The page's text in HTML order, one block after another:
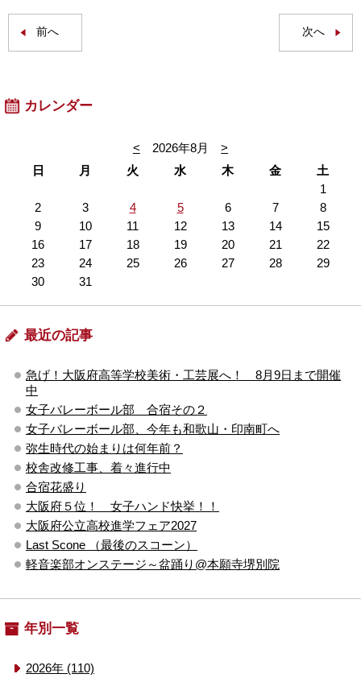
前へ 次へ
カレンダー
< 2026年8月
>
日
月 火 水 木 金
土
1
2
3 4 5 6 7
8
9
10 11 12 13 14
15
16
17 18 19 20 21
22
23
24 25 26 27 28
29
30
31
最近の記事
急げ！大阪府高等学校美術・工芸展へ！ 8月9日まで開催
中
女子バレーボール部 合宿その２
女子バレーボール部、今年も和歌山・印南町へ
弥生時代の始まりは何年前？
校舎改修工事、着々進行中
合宿花盛り
大阪府５位！ 女子ハンド快挙！！
大阪府公立高校進学フェア2027
Last Scone （最後のスコーン）
軽音楽部オンステージ～盆踊り@本願寺堺別院
年別一覧
2026年 (110)